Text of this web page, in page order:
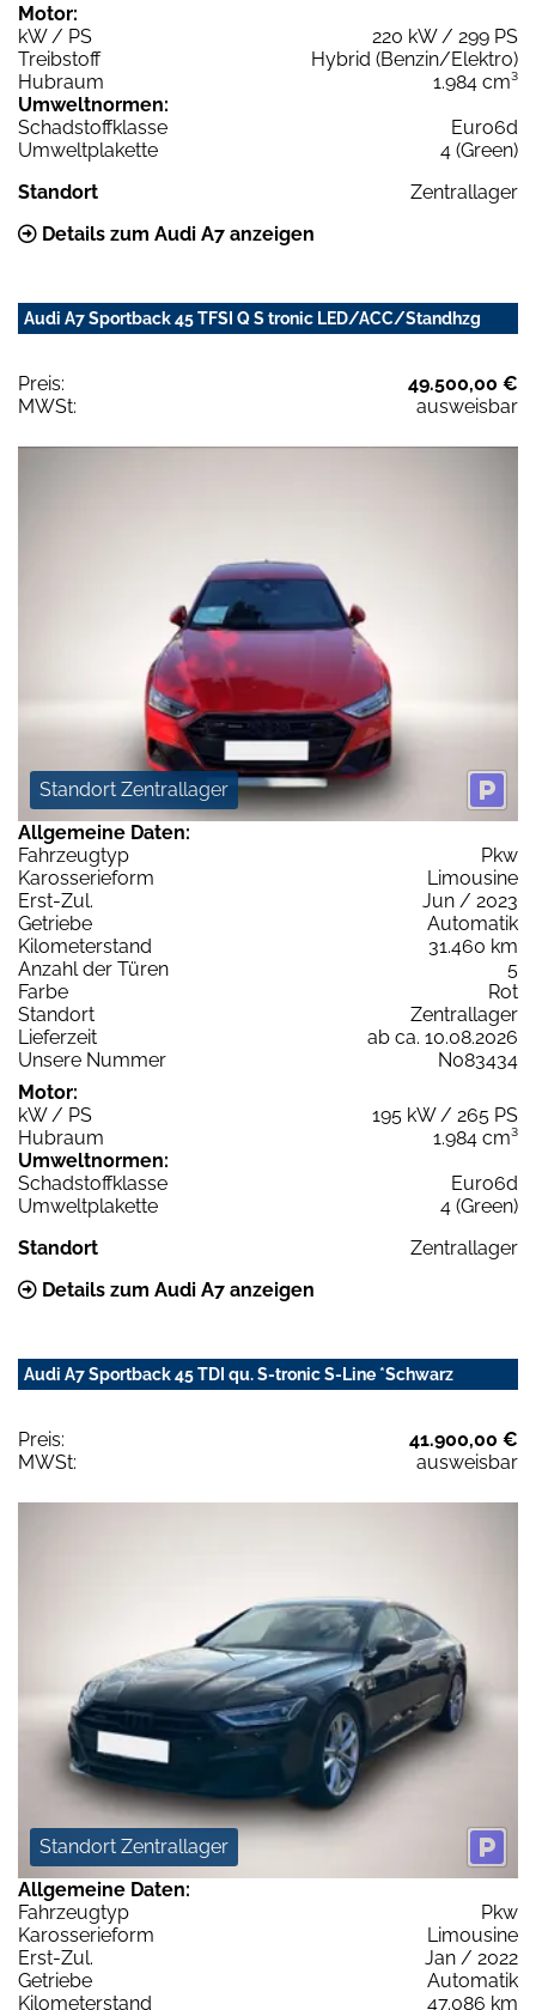
Motor:
kW / PS
220 kW / 299 PS
Treibstoff
Hybrid (Benzin/Elektro)
Hubraum
1.984 cm³
Umweltnormen:
Schadstoffklasse
Euro6d
Umweltplakette
4 (Green)
Standort
Zentrallager
Details zum Audi A7 anzeigen
Audi A7 Sportback 45 TFSI Q S tronic LED/ACC/Standhzg
Preis:
49.500,00 €
MWSt:
ausweisbar
Standort Zentrallager
Allgemeine Daten:
Fahrzeugtyp
Pkw
Karosserieform
Limousine
Erst-Zul.
Jun / 2023
Getriebe
Automatik
Kilometerstand
31.460 km
Anzahl der Türen
5
Farbe
Rot
Standort
Zentrallager
Lieferzeit
ab ca. 10.08.2026
Unsere Nummer
N083434
Motor:
kW / PS
195 kW / 265 PS
Hubraum
1.984 cm³
Umweltnormen:
Schadstoffklasse
Euro6d
Umweltplakette
4 (Green)
Standort
Zentrallager
Details zum Audi A7 anzeigen
Audi A7 Sportback 45 TDI qu. S-tronic S-Line *Schwarz
Preis:
41.900,00 €
MWSt:
ausweisbar
Standort Zentrallager
Allgemeine Daten:
Fahrzeugtyp
Pkw
Karosserieform
Limousine
Erst-Zul.
Jan / 2022
Getriebe
Automatik
Kilometerstand
47.086 km